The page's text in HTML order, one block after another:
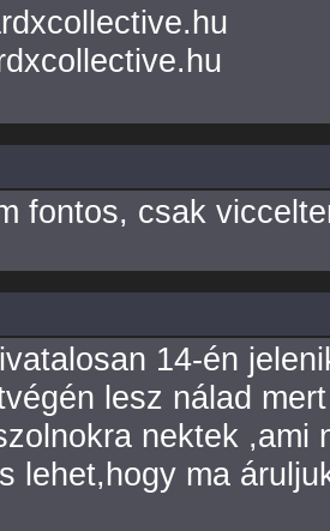
fontos, csak
14-én
lesz nálad
nektek ,ami
lehet,hogy ma